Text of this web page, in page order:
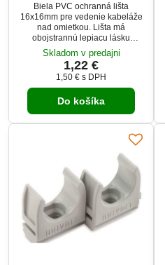
Biela PVC ochranná lišta
16x16mm pre vedenie kabeláže
nad omietkou. Lišta má
obojstrannú lepiacu lásku
pomocou ktorej je možné lištu
osadiť bez nutnosti vŕtania.
Skladom v predajni
1,22 €
1,50 € s DPH
Do košíka